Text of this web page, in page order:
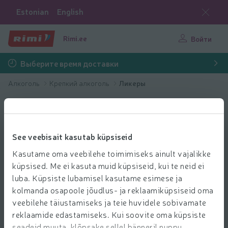
See veebisait kasutab küpsiseid
Kasutame oma veebilehe toimimiseks ainult vajalikke
küpsised. Me ei kasuta muid küpsiseid, kui te neid ei
luba. Küpsiste lubamisel kasutame esimese ja
kolmanda osapoole jõudlus- ja reklaamiküpsiseid oma
veebilehe täiustamiseks ja teie huvidele sobivamate
reklaamide edastamiseks. Kui soovite oma küpsiste
Estonian English
Rimi.ee Войти
Выберите время доставки
Алкоголь Крепкий алкоголь Ликеры